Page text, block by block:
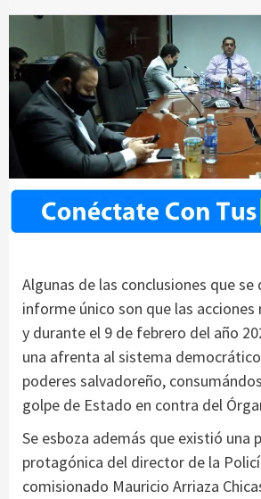
Algunas de las conclusiones que se
informe único son que las acciones
y durante el 9 de febrero del año
una afrenta al sistema
poderes salvadoreño,
golpe de Estado en contra del
Se esboza además que existió una
protagónica del director de la
comisionado Mauricio Arriaza